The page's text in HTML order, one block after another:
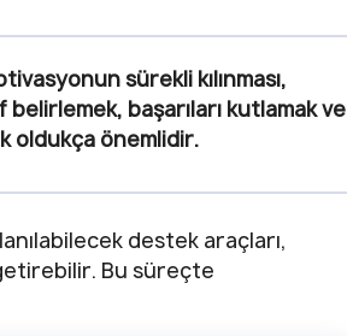
sürekli kılınması,
başarıları kutlamak ve
oldukça önemlidir.
destek araçları,
Bu süreçte